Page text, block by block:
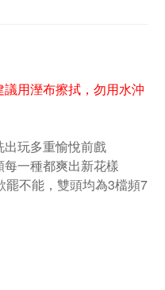
用溼布擦拭，勿用水沖
玩多重愉悅前戲
一種都爽出新花樣
不能，雙頭均為3檔頻7